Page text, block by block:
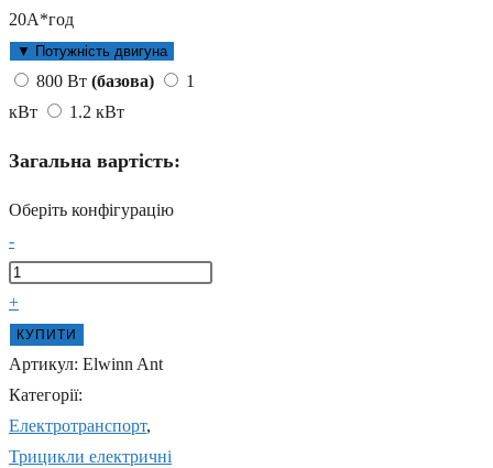
20А*год
▼ Потужність двигуна
800 Вт (базова)
1
кВт
1.2 кВт
Загальна вартість:
Оберіть конфігурацію
Моторолер
вантажний
Elwinn
Ant
кількість
-
+
КУПИТИ
Артикул: Elwinn Ant
Категорії:
Електротранспорт,
Трицикли електричні